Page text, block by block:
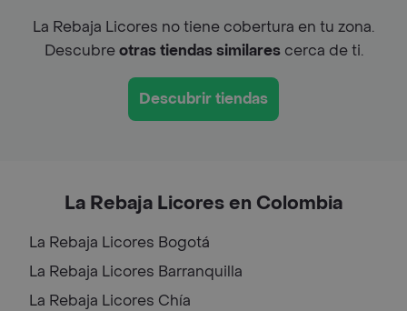
La Rebaja Licores no tiene cobertura en tu zona.
Descubreotras tiendas similarescerca de ti.
Descubrir tiendas
La Rebaja Licores en Colombia
La Rebaja Licores Bogotá
La Rebaja Licores Barranquilla
La Rebaja Licores Chía